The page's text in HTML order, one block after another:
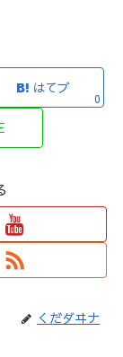
はてブ
0
くだダヰナ